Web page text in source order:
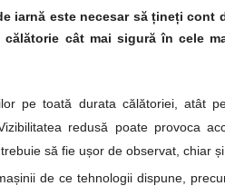
iarnă este necesar să țineți cont
călătorie cât mai sigură în cele
pe toată durata călătoriei, atât
redusă poate provoca
să fie ușor de observat, chiar ș
șinii de ce tehnologii dispune,